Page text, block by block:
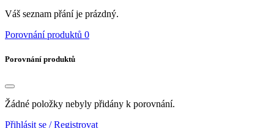
Váš seznam přání je prázdný.
Porovnání produktů 0
Porovnání produktů
Žádné položky nebyly přidány k porovnání.
Přihlásit se / Registrovat